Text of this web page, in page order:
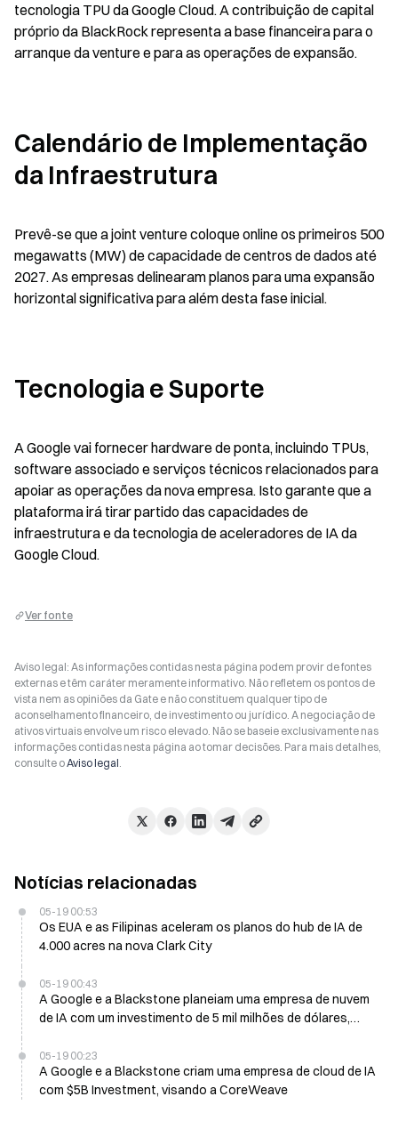
tecnologia TPU da Google Cloud. A contribuição de capital
próprio da BlackRock representa a base financeira para o
arranque da venture e para as operações de expansão.
Calendário de Implementação
da Infraestrutura
Prevê-se que a joint venture coloque online os primeiros 500
megawatts (MW) de capacidade de centros de dados até
2027. As empresas delinearam planos para uma expansão
horizontal significativa para além desta fase inicial.
Tecnologia e Suporte
A Google vai fornecer hardware de ponta, incluindo TPUs,
software associado e serviços técnicos relacionados para
apoiar as operações da nova empresa. Isto garante que a
plataforma irá tirar partido das capacidades de
infraestrutura e da tecnologia de aceleradores de IA da
Google Cloud.
Ver fonte
Aviso legal: As informações contidas nesta página podem provir de fontes
externas e têm caráter meramente informativo. Não refletem os pontos de
vista nem as opiniões da Gate e não constituem qualquer tipo de
aconselhamento financeiro, de investimento ou jurídico. A negociação de
ativos virtuais envolve um risco elevado. Não se baseie exclusivamente nas
informações contidas nesta página ao tomar decisões. Para mais detalhes,
consulte oAviso legal.
Notícias relacionadas
05-19 00:53
Os EUA e as Filipinas aceleram os planos do hub de IA de
4.000 acres na nova Clark City
05-19 00:43
A Google e a Blackstone planeiam uma empresa de nuvem
de IA com um investimento de 5 mil milhões de dólares,
2027
05-19 00:23
A Google e a Blackstone criam uma empresa de cloud de IA
com $5B Investment, visando a CoreWeave